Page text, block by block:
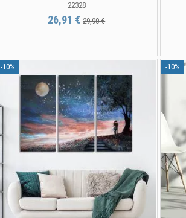
22328
26,91 €29,90 €
-10% -10%